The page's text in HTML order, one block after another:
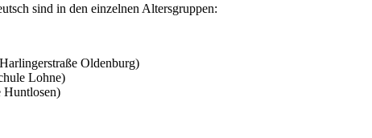
sind in den einzelnen Altersgruppen:
Oldenburg)
Lohne)
Huntlosen)